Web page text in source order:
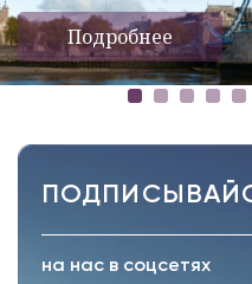
Подробнее
на нас в соцсетях